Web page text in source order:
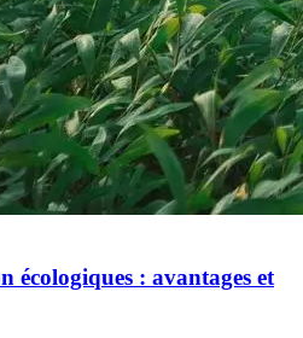
écologiques : avantages et